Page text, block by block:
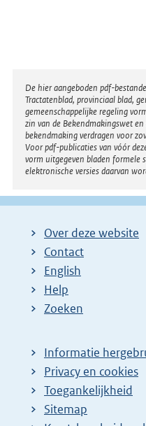
Disclaimer
De hier aangeboden pdf-
Tractatenblad, provinciaal blad,
gemeenschappelijke regeling
zin van de Bekendmakingswet
bekendmaking verdragen voor
Voor pdf-publicaties van vóór
vorm uitgegeven bladen formele
elektronische versies daarvan
Over deze website
Contact
English
Help
Zoeken
Informatie
Privacy en cookies
Toegankelijkheid
Sitemap